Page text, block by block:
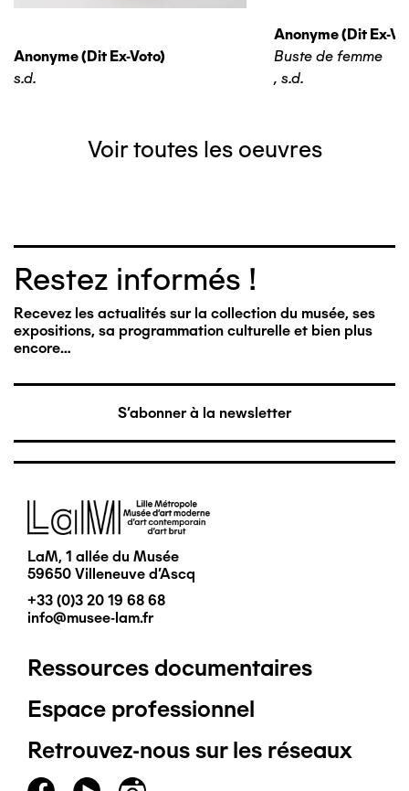
Anonyme (dit Ex-Voto)
s.d.
Anonyme (dit Ex-
Buste de femme
, s.d.
Voir toutes les oeuvres
Restez informés !
Recevez les actualités sur la collection du musée, ses
expositions, sa programmation culturelle et bien plus
encore…
S'abonner à la newsletter
Image
LaM, 1 allée du Musée
59650 Villeneuve d'Ascq
+33 (0)3 20 19 68 68
info@musee-lam.fr
Pied
de
page
Ressources documentaires
Espace professionnel
Retrouvez-nous sur les réseaux